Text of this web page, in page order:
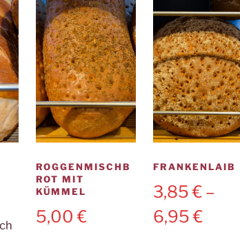
ROGGENMISCHB
ROT MIT
KÜMMEL
5,00€
FRANKENLAIB
3,85€–
6,95€